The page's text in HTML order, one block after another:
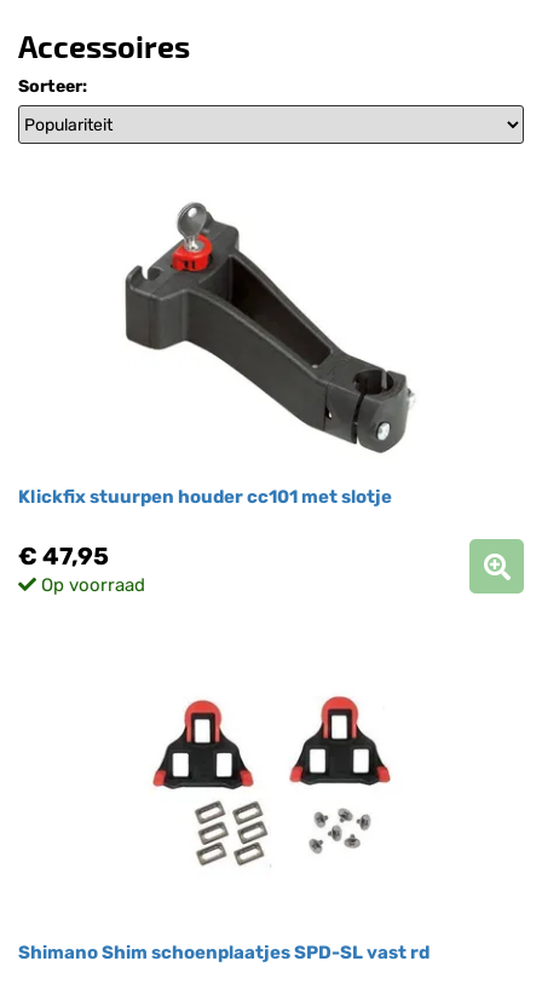
Accessoires
Sorteer:
Klickfix stuurpen houder cc101 met slotje
€ 47,95
Op voorraad
Shimano Shim schoenplaatjes SPD-SL vast rd